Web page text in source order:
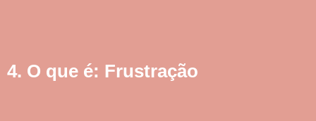
4. O que é: Frustração